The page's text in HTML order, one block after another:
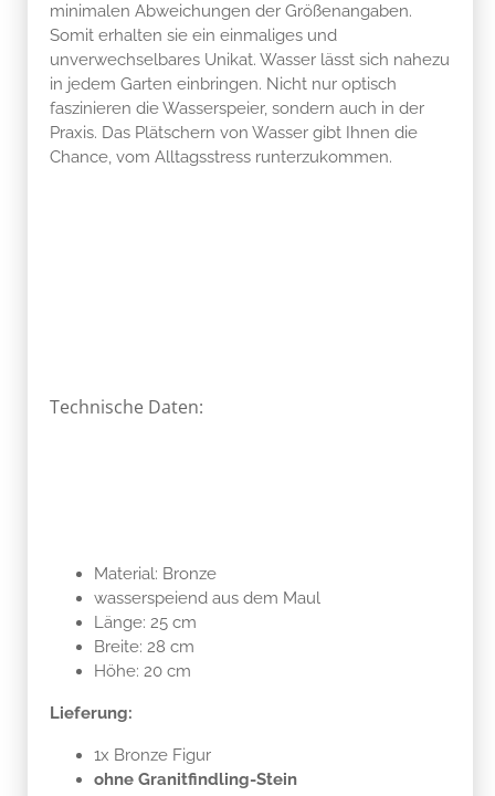
minimalen Abweichungen der Größenangaben.
Somit erhalten sie ein einmaliges und
unverwechselbares Unikat. Wasser lässt sich nahezu
in jedem Garten einbringen. Nicht nur optisch
faszinieren die Wasserspeier, sondern auch in der
Praxis. Das Plätschern von Wasser gibt Ihnen die
Chance, vom Alltagsstress runterzukommen.
Technische Daten:
Material: Bronze
wasserspeiend aus dem Maul
Länge: 25 cm
Breite: 28 cm
Höhe: 20 cm
Lieferung:
1x Bronze Figur
ohne Granitfindling-Stein